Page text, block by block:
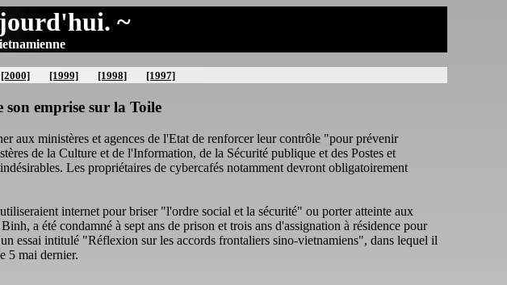
~
[2000] [1999] [1998] [1997]
emprise sur la Toile
aux ministères et agences de l'Etat de renforcer leur contrôle "pour prévenir
de la Culture et de l'Information, de la Sécurité publique et des Postes et
Les propriétaires de cybercafés notamment devront obligatoirement
internet pour briser "l'ordre social et la sécurité" ou porter atteinte aux
a été condamné à sept ans de prison et trois ans d'assignation à résidence pour
essai intitulé "Réflexion sur les accords frontaliers sino-vietnamiens", dans lequel il
5 mai dernier.